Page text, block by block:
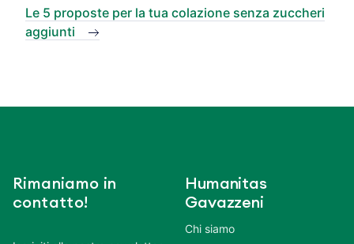
Le 5 proposte per la tua colazione senza zuccheri
aggiunti
Rimaniamo in
contatto!
Humanitas
Gavazzeni
Chi siamo